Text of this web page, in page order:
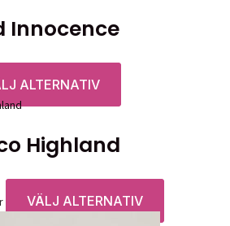
varianter.
Innocence
ALTERNATIV
här
varianter.
De
olika
Highland
Prisintervall:
VÄLJ ALTERNATIV
här